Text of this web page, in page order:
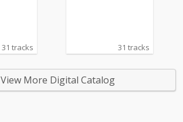
31 tracks 31 tracks
View More Digital Catalog